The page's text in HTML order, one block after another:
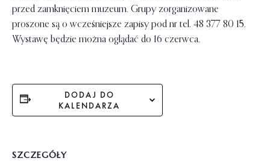
przed zamknięciem muzeum. Grupy zorganizowane
proszone są o wcześniejsze zapisy pod nr tel. 48 377 80 15.
Wystawę będzie można oglądać do 16 czerwca.
DODAJ DO
KALENDARZA
SZCZEGÓŁY